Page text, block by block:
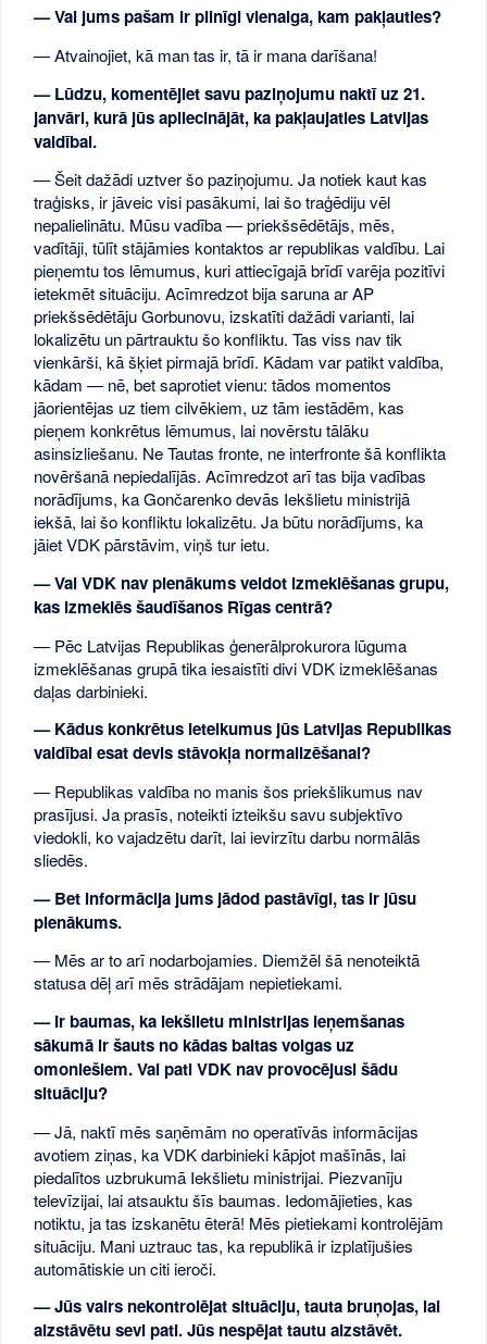
— Vai jums pašam ir pilnīgi vienalga, kam pakļauties?
— Atvainojiet, kā man tas ir, tā ir mana darīšana!
— Lūdzu, komentējiet savu paziņojumu naktī uz 21.
janvāri, kurā jūs apliecinājāt, ka pakļaujaties Latvijas
valdībai.
— Šeit dažādi uztver šo paziņojumu. Ja notiek kaut kas
traģisks, ir jāveic visi pasākumi, lai šo traģēdiju vēl
nepalielinātu. Mūsu vadība — priekšsēdētājs, mēs,
vadītāji, tūlīt stājāmies kontaktos ar republikas valdību. Lai
pieņemtu tos lēmumus, kuri attiecīgajā brīdī varēja pozitīvi
ietekmēt situāciju. Acīmredzot bija saruna ar AP
priekšsēdētāju Gorbunovu, izskatīti dažādi varianti, lai
lokalizētu un pārtrauktu šo konfliktu. Tas viss nav tik
vienkārši, kā šķiet pirmajā brīdī. Kādam var patikt valdība,
kādam — nē, bet saprotiet vienu: tādos momentos
jāorientējas uz tiem cilvēkiem, uz tām iestādēm, kas
pieņem konkrētus lēmumus, lai novērstu tālāku
asinsizliešanu. Ne Tautas fronte, ne interfronte šā konflikta
novēršanā nepiedalījās. Acīmredzot arī tas bija vadības
norādījums, ka Gončarenko devās Iekšlietu ministrijā
iekšā, lai šo konfliktu lokalizētu. Ja būtu norādījums, ka
jāiet VDK pārstāvim, viņš tur ietu.
— Vai VDK nav pienākums veidot izmeklēšanas grupu,
kas izmeklēs šaudīšanos Rīgas centrā?
— Pēc Latvijas Republikas ģenerālprokurora lūguma
izmeklēšanas grupā tika iesaistīti divi VDK izmeklēšanas
daļas darbinieki.
— Kādus konkrētus ieteikumus jūs Latvijas Republikas
valdībai esat devis stāvokļa normalizēšanai?
— Republikas valdība no manis šos priekšlikumus nav
prasījusi. Ja prasīs, noteikti izteikšu savu subjektīvo
viedokli, ko vajadzētu darīt, lai ievirzītu darbu normālās
sliedēs.
— Bet informācija jums jādod pastāvīgi, tas ir jūsu
pienākums.
— Mēs ar to arī nodarbojamies. Diemžēl šā nenoteiktā
statusa dēļ arī mēs strādājam nepietiekami.
— Ir baumas, ka Iekšlietu ministrijas ieņemšanas
sākumā ir šauts no kādas baltas volgas uz
omoniešiem. Vai pati VDK nav provocējusi šādu
situāciju?
— Jā, naktī mēs saņēmām no operatīvās informācijas
avotiem ziņas, ka VDK darbinieki kāpjot mašīnās, lai
piedalītos uzbrukumā Iekšlietu ministrijai. Piezvanīju
televīzijai, lai atsauktu šīs baumas. Iedomājieties, kas
notiktu, ja tas izskanētu ēterā! Mēs pietiekami kontrolējām
situāciju. Mani uztrauc tas, ka republikā ir izplatījušies
automātiskie un citi ieroči.
— Jūs vairs nekontrolējat situāciju, tauta bruņojas, lai
aizstāvētu sevi pati. Jūs nespējat tautu aizstāvēt.